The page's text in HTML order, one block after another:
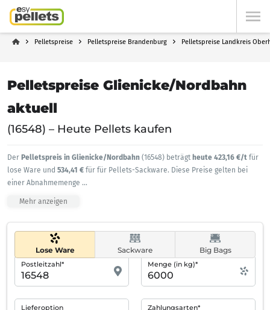
Pelletspreise Pelletspreise Brandenburg Pelletspreise Landkreis
Pelletspreise Glienicke/Nordbahn
aktuell
(16548) – Heute Pellets kaufen
Der Pelletspreis in Glienicke/Nordbahn (16548) beträgt heute 423,16 €/t für
lose Ware und 534,41 € für für Pellets-Sackware. Diese Preise gelten bei
einer Abnahmemenge ...
Mehr anzeigen
Lose Ware Sackware Big Bags
Postleitzahl* Menge (in kg)*
Lieferoption Zahlungsarten*